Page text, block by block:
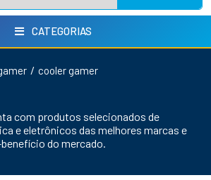
CATEGORIAS
/ cooler gamer
com produtos selecionados de
e eletrônicos das melhores marcas e
do mercado.